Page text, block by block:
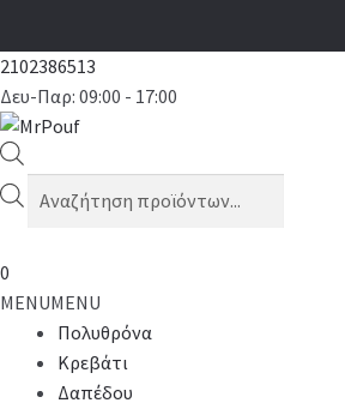
2102386513
Δευ-Παρ: 09:00 - 17:00
Products
search
0
MENUMENU
Πολυθρόνα
Κρεβάτι
Δαπέδου